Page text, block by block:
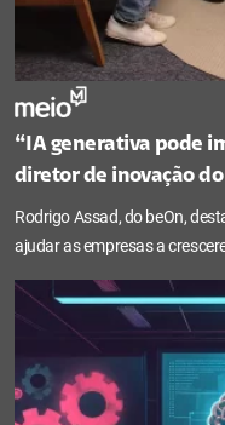
“IA generativa pode
diretor de inovação do
Rodrigo Assad, do beOn,
ajudar as empresas a